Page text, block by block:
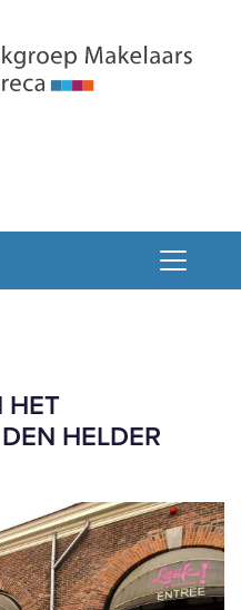
HET
HELDER